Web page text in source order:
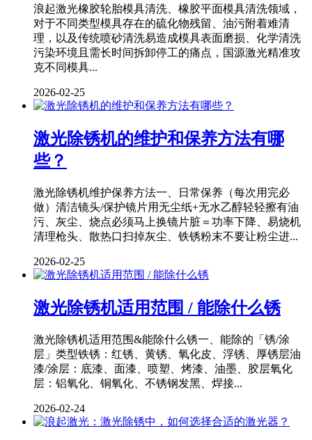
浪起激光橡胶轮胎模具清洗、橡胶平面模具清洗领域，
对于不同类型模具存在的硫化物残留、油污附着难清
理，以及传统喷砂清洗易造成模具表面磨损、化学清洗
污染环境且需长时间拆卸停工的痛点，国源激光精准攻
克不同模具...
2026-02-25
激光除锈机的维护和保养方法有哪
些？
激光除锈机维护保养方法一、日常保养（每次用完必
做）清洁镜头/保护镜片用无尘纸+无水乙醇轻轻擦有油
污、灰尘、烧点必须马上换镜片脏＝功率下降、易烧机
清理枪头、散热口扫掉灰尘、铁锈粉末不要让粉尘进...
2026-02-25
激光除锈机适用范围 / 能除什么锈
激光除锈机适用范围&能除什么锈一、能除的「锈/涂
层」类型铁锈：红锈、黄锈、氧化皮、浮锈、厚锈层油
漆/涂层：底漆、面漆、喷塑、烤漆、油墨、胶层氧化
层：铝氧化、铜氧化、不锈钢发黑、焊接...
2026-02-24